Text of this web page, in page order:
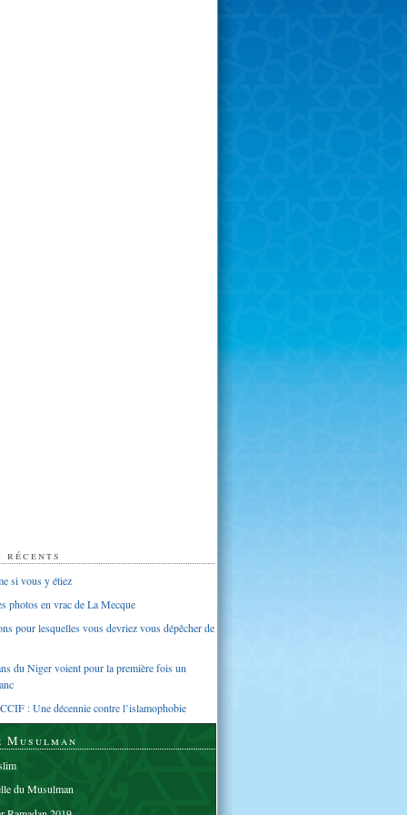
si vous y étiez
photos en vrac de La Mecque
pour lesquelles vous devriez vous dépêcher de
du Niger voient pour la première fois un
: Une décennie contre l’islamophobie
Musulman
du Musulman